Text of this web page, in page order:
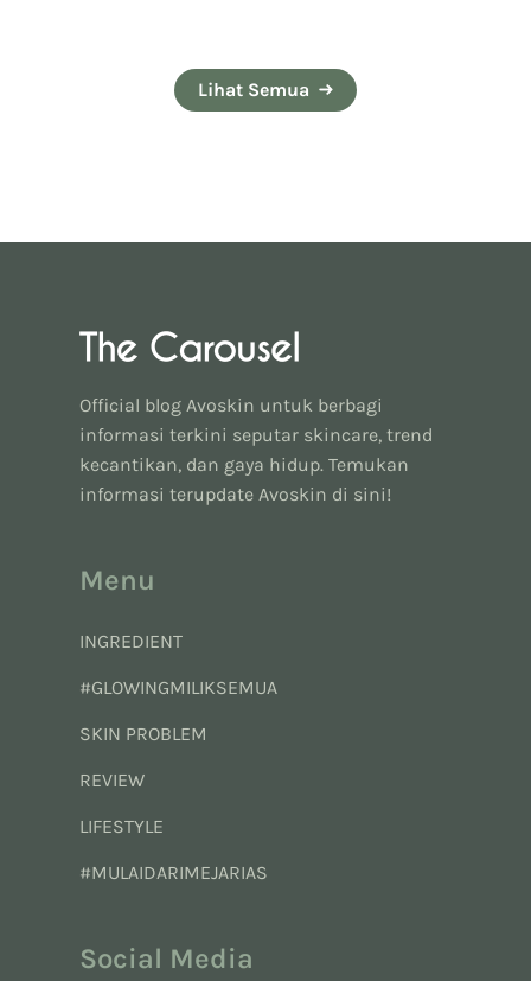
Lihat Semua
Official blog Avoskin untuk berbagi
informasi terkini seputar skincare, trend
kecantikan, dan gaya hidup. Temukan
informasi terupdate Avoskin di sini!
Menu
INGREDIENT
#GLOWINGMILIKSEMUA
SKIN PROBLEM
REVIEW
LIFESTYLE
#MULAIDARIMEJARIAS
Social Media